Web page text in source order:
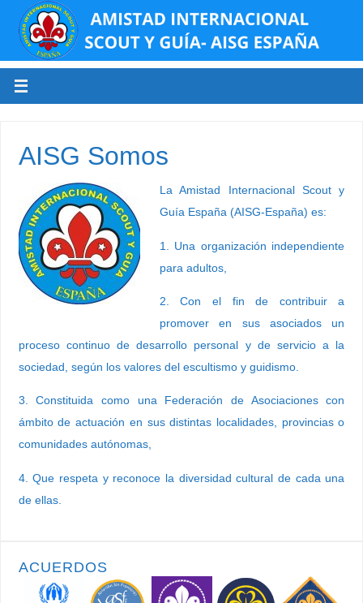
AISG Somos
La Amistad Internacional Scout y
Guía España (AISG-España) es:
1. Una organización independiente
para adultos,
2. Con el fin de contribuir a
promover en sus asociados un
proceso continuo de desarrollo personal y de servicio a la
sociedad, según los valores del escultismo y guidismo.
3. Constituida como una Federación de Asociaciones con
ámbito de actuación en sus distintas localidades, provincias o
comunidades autónomas,
4. Que respeta y reconoce la diversidad cultural de cada una
de ellas.
ACUERDOS